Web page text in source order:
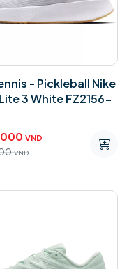
- Pickleball Nike
3 White FZ2156-
VND
VND